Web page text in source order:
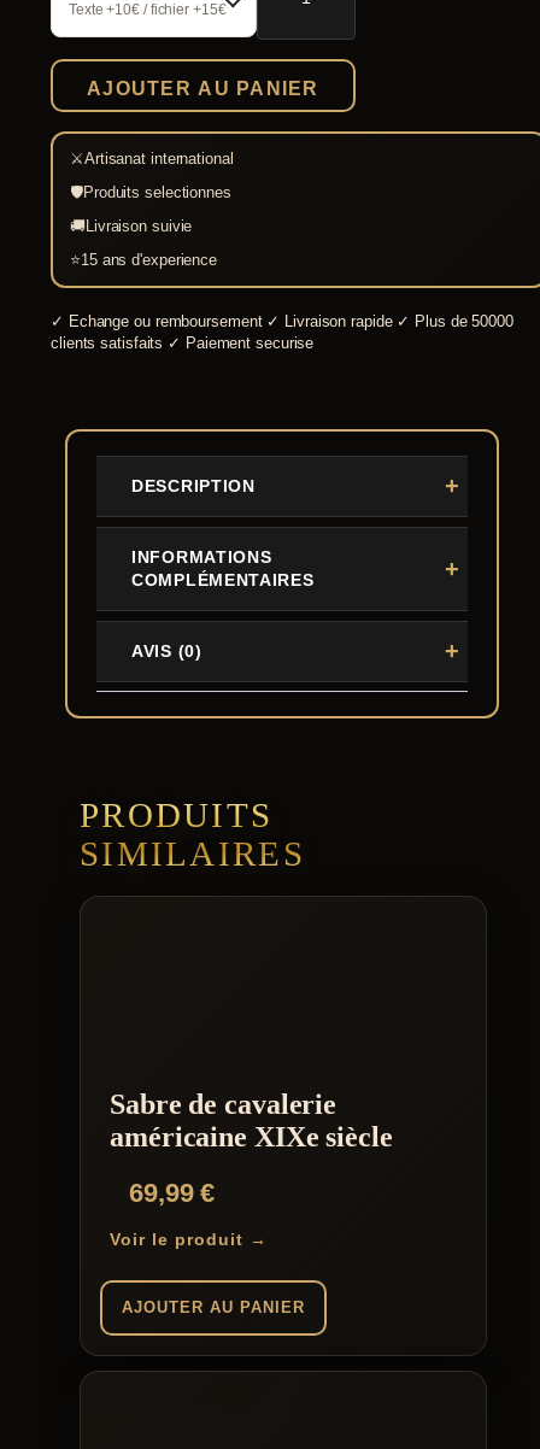
Texte +10€ / fichier +15€
tactique
Condor
AJOUTER AU PANIER
⚔Artisanat international
🛡Produits selectionnes
🚚Livraison suivie
⭐15 ans d'experience
✓ Echange ou remboursement ✓ Livraison rapide ✓ Plus de 50000
clients satisfaits ✓ Paiement securise
DESCRIPTION
INFORMATIONS
COMPLÉMENTAIRES
AVIS (0)
PRODUITS
SIMILAIRES
Sabre de cavalerie
américaine XIXe siècle
69,99€
Voir le produit →
AJOUTER AU PANIER